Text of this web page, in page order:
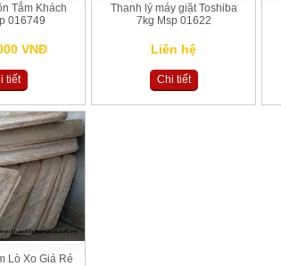
Tắm Khách
016749
VNĐ
tiết
Thanh lý máy giặt Toshiba
7kg Msp 01622
Liên hệ
Chi tiết
Lò Xo Giá Rẻ